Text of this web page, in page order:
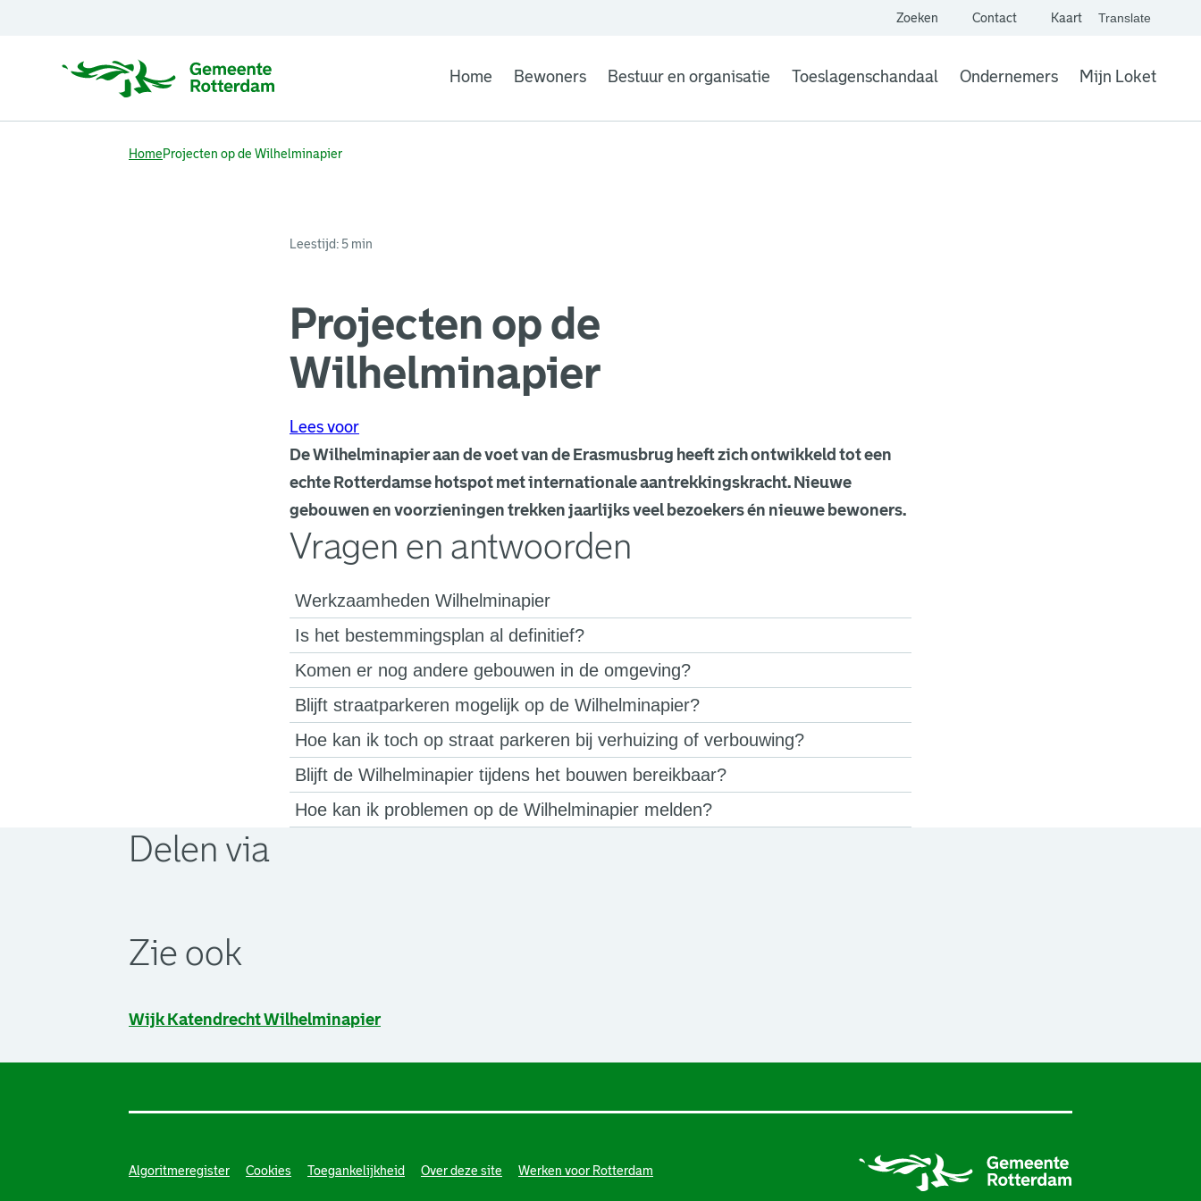
Zoeken Contact Kaart
. Link opent een
Translate
website,
Vertaal
Home Bewoners Bestuur en organisatie Toeslagenschandaal Ondernemers Mijn Loket
. Link opent een
HomeProjecten op de Wilhelminapier
Leestijd: 5 min
Projecten op de
Wilhelminapier
Lees voor
De Wilhelminapier aan de voet van de Erasmusbrug heeft zich ontwikkeld tot een
echte Rotterdamse hotspot met internationale aantrekkingskracht. Nieuwe
gebouwen en voorzieningen trekken jaarlijks veel bezoekers én nieuwe bewoners.
Vragen en antwoorden
Werkzaamheden Wilhelminapier
Is het bestemmingsplan al definitief?
Komen er nog andere gebouwen in de omgeving?
Blijft straatparkeren mogelijk op de Wilhelminapier?
Hoe kan ik toch op straat parkeren bij verhuizing of verbouwing?
Blijft de Wilhelminapier tijdens het bouwen bereikbaar?
Hoe kan ik problemen op de Wilhelminapier melden?
Delen via
Zie ook
Wijk Katendrecht Wilhelminapier
Algoritmeregister Cookies Toegankelijkheid Over deze site Werken voor Rotterdam